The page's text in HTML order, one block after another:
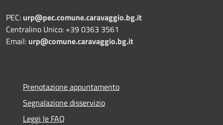
PEC: urp@pec.comune.caravaggio.bg.it
Centralino Unico: +39 0363 3561
Email: urp@comune.caravaggio.bg.it
Prenotazione appuntamento
Segnalazione disservizio
Leggi le FAQ